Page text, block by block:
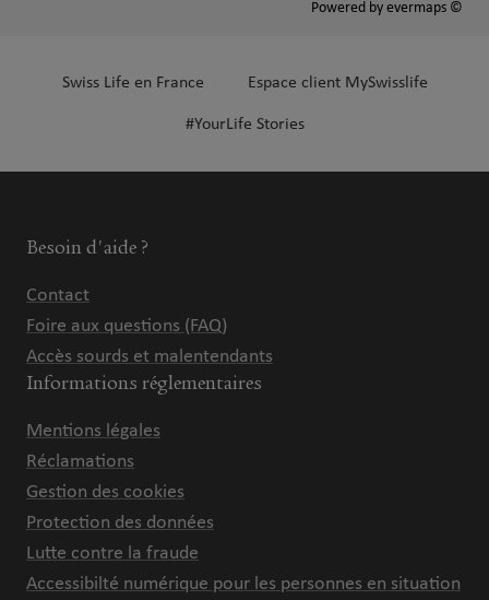
Powered by evermaps ©
Swiss Life en France Espace client MySwisslife
#YourLife Stories
Besoin d'aide ?
Contact
Foire aux questions (FAQ)
Accès sourds et malentendants
Informations réglementaires
Mentions légales
Réclamations
Gestion des cookies
Protection des données
Lutte contre la fraude
Accessibilté numérique pour les personnes en situation